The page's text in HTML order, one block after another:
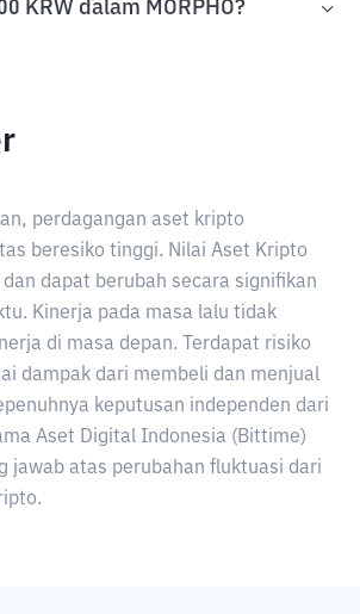
KRW dalam MORPHO?
perdagangan aset kripto
beresiko tinggi. Nilai Aset Kripto
dapat berubah secara signifikan
Kinerja pada masa lalu tidak
di masa depan. Terdapat risiko
dampak dari membeli dan menjual
keputusan independen dari
Aset Digital Indonesia (Bittime)
jawab atas perubahan fluktuasi dari